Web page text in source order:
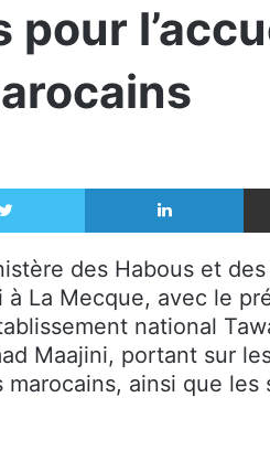
X
des Habous et
La Mecque, avec le
national
Maajini, portant sur
marocains, ainsi que